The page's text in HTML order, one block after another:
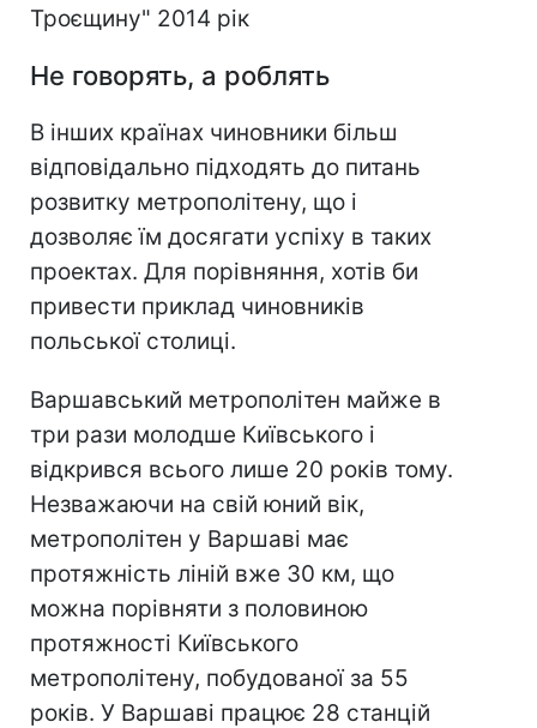
Троєщину" 2014 рік
Не говорять, а роблять
В інших країнах чиновники більш
відповідально підходять до питань
розвитку метрополітену, що і
дозволяє їм досягати успіху в таких
проектах. Для порівняння, хотів би
привести приклад чиновників
польської столиці.
Варшавський метрополітен майже в
три рази молодше Київського і
відкрився всього лише 20 років тому.
Незважаючи на свій юний вік,
метрополітен у Варшаві має
протяжність ліній вже 30 км, що
можна порівняти з половиною
протяжності Київського
метрополітену, побудованої за 55
років. У Варшаві працює 28 станцій